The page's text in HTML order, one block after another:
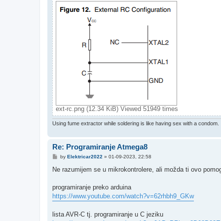
ext-rc.png (12.34 KiB) Viewed 51949 times
Using fume extractor while soldering is like having sex with a condom.
Re: Programiranje Atmega8
P
s
by Elektricar2022 » 01-09-2023, 22:58
Ne razumijem se u mikrokontrolere, ali možda ti ovo
programiranje preko arduina
https://www.youtube.com/watch?v=62rhbh9_GKw
lista AVR-C tj. programiranje u C jeziku